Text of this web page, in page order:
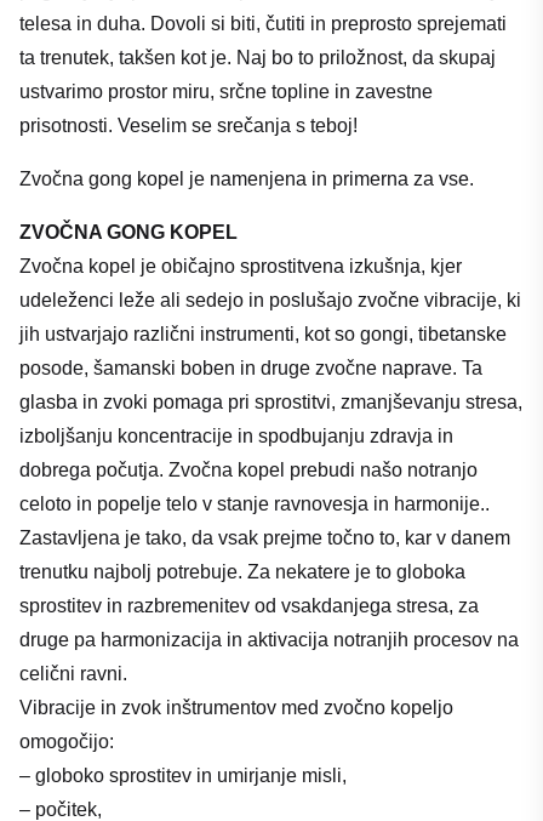
telesa in duha. Dovoli si biti, čutiti in preprosto sprejemati
ta trenutek, takšen kot je. Naj bo to priložnost, da skupaj
ustvarimo prostor miru, srčne topline in zavestne
prisotnosti. Veselim se srečanja s teboj!
Zvočna gong kopel je namenjena in primerna za vse.
ZVOČNA GONG KOPEL
Zvočna kopel je običajno sprostitvena izkušnja, kjer
udeleženci leže ali sedejo in poslušajo zvočne vibracije, ki
jih ustvarjajo različni instrumenti, kot so gongi, tibetanske
posode, šamanski boben in druge zvočne naprave. Ta
glasba in zvoki pomaga pri sprostitvi, zmanjševanju stresa,
izboljšanju koncentracije in spodbujanju zdravja in
dobrega počutja. Zvočna kopel prebudi našo notranjo
celoto in popelje telo v stanje ravnovesja in harmonije..
Zastavljena je tako, da vsak prejme točno to, kar v danem
trenutku najbolj potrebuje. Za nekatere je to globoka
sprostitev in razbremenitev od vsakdanjega stresa, za
druge pa harmonizacija in aktivacija notranjih procesov na
celični ravni.
Vibracije in zvok inštrumentov med zvočno kopeljo
omogočijo:
– globoko sprostitev in umirjanje misli,
– počitek,